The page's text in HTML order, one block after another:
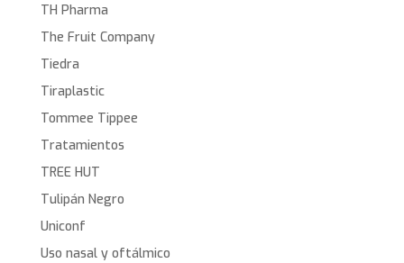
TH Pharma
The Fruit Company
Tiedra
Tiraplastic
Tommee Tippee
Tratamientos
TREE HUT
Tulipán Negro
Uniconf
Uso nasal y oftálmico